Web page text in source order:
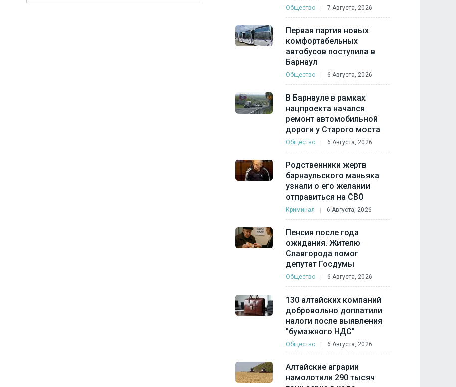
Общество 7 Августа, 2026
Первая партия новых
комфортабельных
автобусов поступила в
Барнаул
Общество 6 Августа, 2026
В Барнауле в рамках
нацпроекта начался
ремонт автомобильной
дороги у Старого моста
Общество 6 Августа, 2026
Родственники жертв
барнаульского маньяка
узнали о его желании
отправиться на СВО
Криминал 6 Августа, 2026
Пенсия после года
ожидания. Жителю
Славгорода помог
депутат Госдумы
Общество 6 Августа, 2026
130 алтайских компаний
добровольно доплатили
налоги после выявления
"бумажного НДС"
Общество 6 Августа, 2026
Алтайские аграрии
намолотили 290 тысяч